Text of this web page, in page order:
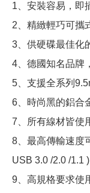
1、安裝容易，即
2、精緻輕巧可攜
3、供硬碟最佳化
4、德國知名品牌
5、支援全系列
6、時尚黑的鋁合
7、所有線材皆使
8、最高傳輸速度
USB 3.0 /2.0 /1.1 )
9、高規格要求使